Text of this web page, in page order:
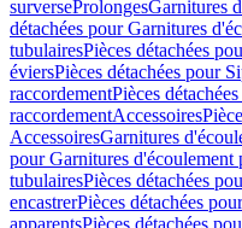
surverseProlongesGarnitures
détachées pour Garnitures
tubulairesPièces détachées
éviersPièces détachées pour
raccordementPièces
raccordementAccessoires
AccessoiresGarnitures
pour Garnitures d'écoulement
tubulairesPièces détachées
encastrerPièces détachées
apparentsPièces détachées